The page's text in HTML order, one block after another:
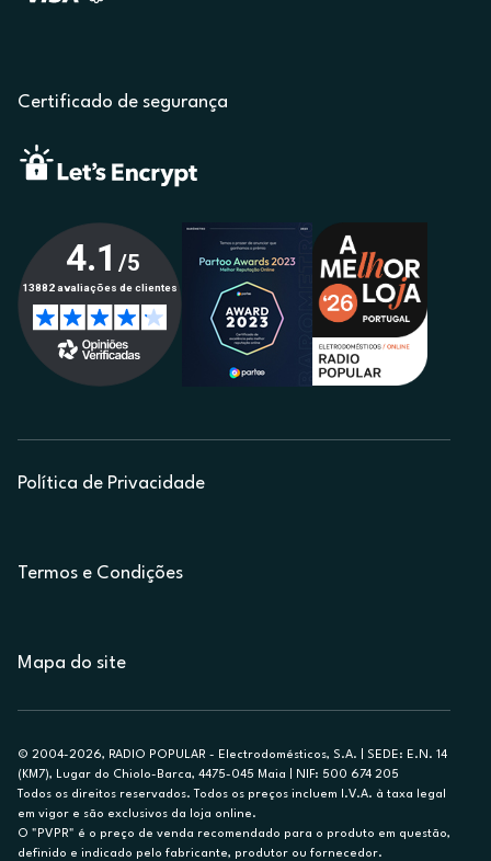
Certificado de segurança
Política de Privacidade
Termos e Condições
Mapa do site
© 2004-2026, RADIO POPULAR - Electrodomésticos, S.A. | SEDE: E.N. 14
(KM7), Lugar do Chiolo-Barca, 4475-045 Maia | NIF: 500 674 205
Todos os direitos reservados. Todos os preços incluem I.V.A. à taxa legal
em vigor e são exclusivos da loja online.
O "PVPR" é o preço de venda recomendado para o produto em questão,
definido e indicado pelo fabricante, produtor ou fornecedor.